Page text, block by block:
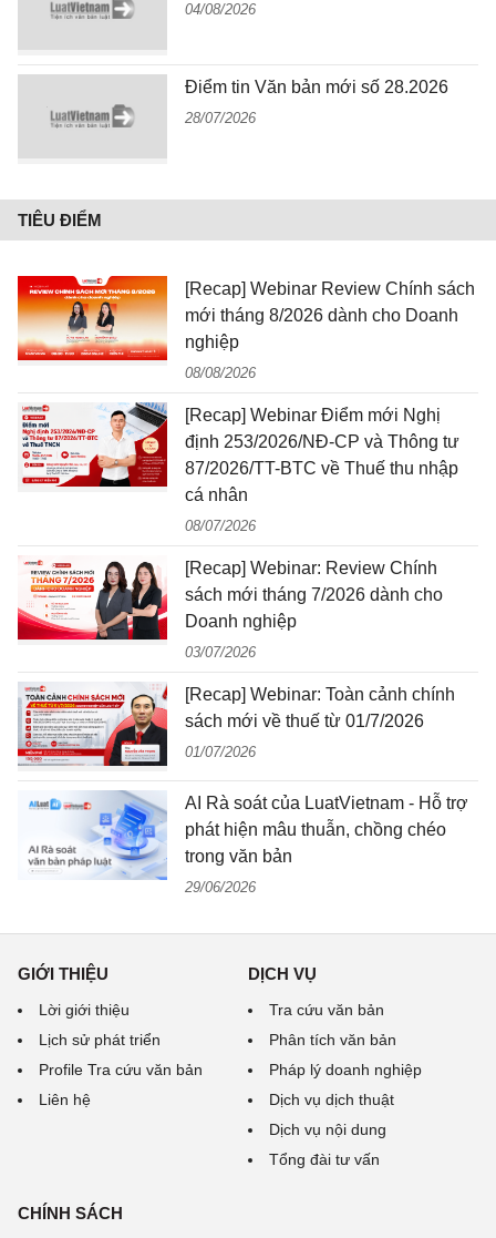
04/08/2026
Điểm tin Văn bản mới số 28.2026
28/07/2026
TIÊU ĐIỂM
[Recap] Webinar Review Chính sách
mới tháng 8/2026 dành cho Doanh
nghiệp
08/08/2026
[Recap] Webinar Điểm mới Nghị
định 253/2026/NĐ-CP và Thông tư
87/2026/TT-BTC về Thuế thu nhập
cá nhân
08/07/2026
[Recap] Webinar: Review Chính
sách mới tháng 7/2026 dành cho
Doanh nghiệp
03/07/2026
[Recap] Webinar: Toàn cảnh chính
sách mới về thuế từ 01/7/2026
01/07/2026
AI Rà soát của LuatVietnam - Hỗ trợ
phát hiện mâu thuẫn, chồng chéo
trong văn bản
29/06/2026
GIỚI THIỆU
Lời giới thiệu
Lịch sử phát triển
Profile Tra cứu văn bản
Liên hệ
DỊCH VỤ
Tra cứu văn bản
Phân tích văn bản
Pháp lý doanh nghiệp
Dịch vụ dịch thuật
Dịch vụ nội dung
Tổng đài tư vấn
CHÍNH SÁCH